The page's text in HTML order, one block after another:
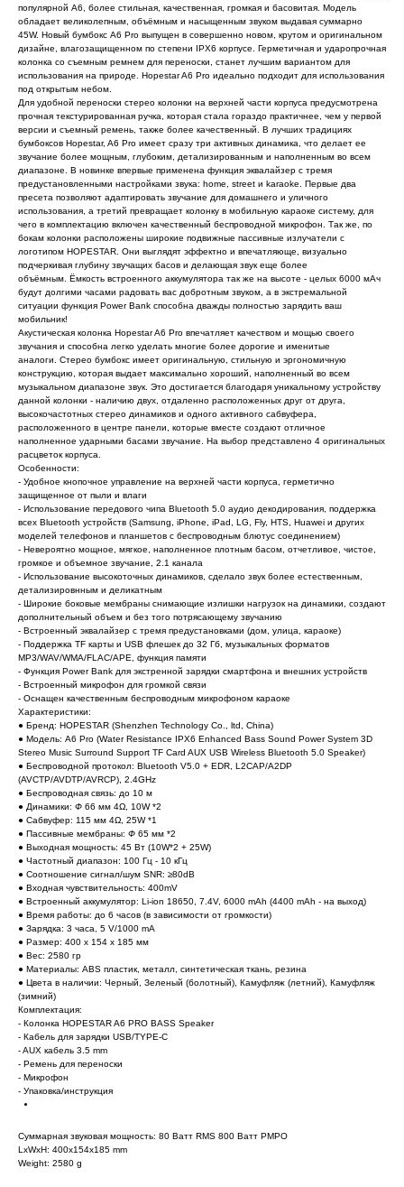
популярной A6, более стильная, качественная, громкая и басовитая. Модель
обладает великолепным, объёмным и насыщенным звуком выдавая суммарно
45W. Новый бумбокс A6 Pro выпущен в совершенно новом, крутом и оригинальном
дизайне, влагозащищенном по степени IPX6 корпусе. Герметичная и ударопрочная
колонка со съемным ремнем для переноски, станет лучшим вариантом для
использования на природе. Hopestar A6 Pro идеально подходит для использования
под открытым небом.
Для удобной переноски стерео колонки на верхней части корпуса предусмотрена
прочная текстурированная ручка, которая стала гораздо практичнее, чем у первой
версии и съемный ремень, также более качественный. В лучших традициях
бумбоксов Hopestar, A6 Pro имеет сразу три активных динамика, что делает ее
звучание более мощным, глубоким, детализированным и наполненным во всем
диапазоне. В новинке впервые применена функция эквалайзер с тремя
предустановленными настройками звука: home, street и karaoke. Первые два
пресета позволяют адаптировать звучание для домашнего и уличного
использования, а третий превращает колонку в мобильную караоке систему, для
чего в комплектацию включен качественный беспроводной микрофон. Так же, по
бокам колонки расположены широкие подвижные пассивные излучатели с
логотипом HOPESTAR. Они выглядят эффектно и впечатляюще, визуально
подчеркивая глубину звучащих басов и делающая звук еще более
объёмным. Ёмкость встроенного аккумулятора так же на высоте - целых 6000 мАч
будут долгими часами радовать вас добротным звуком, а в экстремальной
ситуации функция Power Bank способна дважды полностью зарядить ваш
мобильник!
Акустическая колонка Hopestar A6 Pro впечатляет качеством и мощью своего
звучания и способна легко уделать многие более дорогие и именитые
аналоги. Стерео бумбокс имеет оригинальную, стильную и эргономичную
конструкцию, которая выдает максимально хороший, наполненный во всем
музыкальном диапазоне звук. Это достигается благодаря уникальному устройству
данной колонки - наличию двух, отдаленно расположенных друг от друга,
высокочастотных стерео динамиков и одного активного сабвуфера,
расположенного в центре панели, которые вместе создают отличное
наполненное ударными басами звучание. На выбор представлено 4 оригинальных
расцветок корпуса.
Особенности:
- Удобное кнопочное управление на верхней части корпуса, герметично
защищенное от пыли и влаги
- Использование передового чипа Bluetooth 5.0 аудио декодирования, поддержка
всех Bluetooth устройств (Samsung, iPhone, iPad, LG, Fly, HTS, Huawei и других
моделей телефонов и планшетов с беспроводным блютус соединением)
- Невероятно мощное, мягкое, наполненное плотным басом, отчетливое, чистое,
громкое и объемное звучание, 2.1 канала
- Использование высокоточных динамиков, сделало звук более естественным,
детализировнным и деликатным
- Широкие боковые мембраны снимающие излишки нагрузок на динамики, создают
дополнительный объем и без того потрясающему звучанию
- Встроенный эквалайзер с тремя предустановками (дом, улица, караоке)
- Поддержка TF карты и USB флешек до 32 Гб, музыкальных форматов
MP3/WAV/WMA/FLAC/APE, функция памяти
- Функция Power Bank для экстренной зарядки смартфона и внешних устройств
- Встроенный микрофон для громкой связи
- Оснащен качественным беспроводным микрофоном караоке
Характеристики:
● Бренд: HOPESTAR (Shenzhen Technology Co., ltd, China)
● Модель: A6 Pro (Water Resistance IPX6 Enhanced Bass Sound Power System 3D
Stereo Music Surround Support TF Card AUX USB Wireless Bluetooth 5.0 Speaker)
● Беспроводной протокол: Bluetooth V5.0 + EDR, L2CAP/A2DP
(AVCTP/AVDTP/AVRCP), 2.4GHz
● Беспроводная связь: до 10 м
● Динамики: Ф 66 мм 4Ω, 10W *2
● Сабвуфер: 115 мм 4Ω, 25W *1
● Пассивные мембраны: Ф 65 мм *2
● Выходная мощность: 45 Вт (10W*2 + 25W)
● Частотный диапазон: 100 Гц - 10 кГц
● Соотношение сигнал/шум SNR: ≥80dB
● Входная чувствительность: 400mV
● Встроенный аккумулятор: Li-ion 18650, 7.4V, 6000 mAh (4400 mAh - на выход)
● Время работы: до 6 часов (в зависимости от громкости)
● Зарядка: 3 часа, 5 V/1000 mA
● Размер: 400 х 154 х 185 мм
● Вес: 2580 гр
● Материалы: ABS пластик, металл, синтетическая ткань, резина
● Цвета в наличии: Черный, Зеленый (болотный), Камуфляж (летний), Камуфляж
(зимний)
Комплектация:
- Колонка HOPESTAR A6 PRO BASS Speaker
- Кабель для зарядки USB/TYPE-C
- AUX кабель 3.5 mm
- Ремень для переноски
- Микрофон
- Упаковка/инструкция
Суммарная звуковая мощность: 80 Ватт RMS 800 Ватт PMPO
LxWxH: 400x154x185 mm
Weight: 2580 g